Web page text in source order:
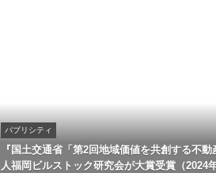
パブリシティ
『国土交通省「第2回地域価値を共創する不
人福岡ビルストック研究会が大賞受賞（2024年